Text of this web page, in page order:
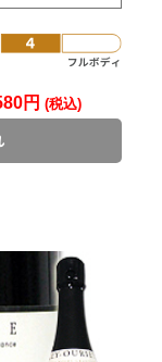
円 (税込)